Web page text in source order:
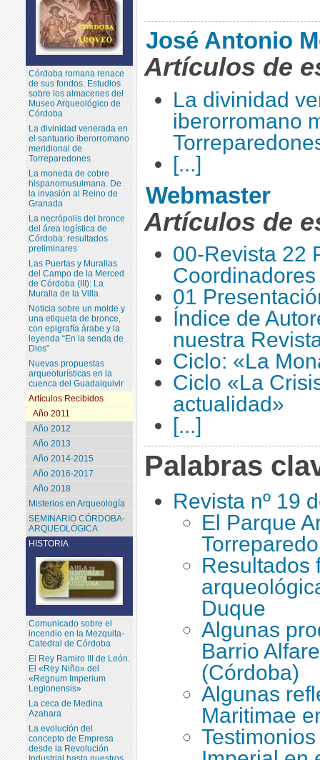
José Antonio
Artículos de
La divinidad
iberorromano
[...]
Webmaster
Artículos de
00-Revista 22
Coordinadores
01
Índice de
nuestra
Ciclo: «La
Ciclo «La
actualidad»
[...]
Palabras
Revista nº 19
El Parque
Resultados
Duque
Algunas
Barrio
(Córdoba)
Algunas
Maritimae
Córdoba romana renace
de sus fondos. Estudios
sobre los almacenes del
Museo Arqueológico de
Córdoba
La divinidad venerada en
el santuario iberorromano
meridional de
Torreparedones
La moneda de cobre
hispanomusulmana. De
la invasión al Reino de
Granada
La necrópolis del bronce
del área logística de
Córdoba: resultados
preliminares
Las Puertas y Murallas
del Campo de la Merced
de Córdoba (III): La
Muralla de la Villa
Noticia sobre un molde y
una etiqueta de bronce,
con epigrafía árabe y la
leyenda “En la senda de
Dios”
Nuevas propuestas
arqueoturísticas en la
cuenca del Guadalquivir
Artículos Recibidos
Año 2011
Año 2012
Año 2013
Año 2014-2015
Año 2016-2017
Año 2018
Misterios en Arqueología
SEMINARIO CÓRDOBA-
ARQUEOLÓGICA
HISTORIA
Comunicado sobre el
incendio en la Mezquita-
Catedral de Córdoba
El Rey Ramiro III de León.
El «Rey Niño» del
«Regnum Imperium
Legionensis»
La ceca de Medina
Azahara
La evolución del
concepto de Empresa
desde la Revolución